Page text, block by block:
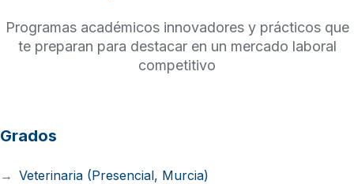
Programas académicos innovadores y prácticos que
te preparan para destacar en un mercado laboral
competitivo
Grados
Veterinaria (Presencial, Murcia)